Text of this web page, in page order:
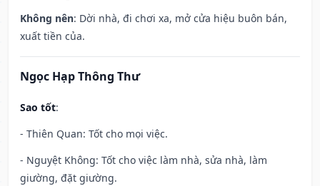
Không nên: Dời nhà, đi chơi xa, mở cửa hiệu buôn bán,
xuất tiền của.
Ngọc Hạp Thông Thư
Sao tốt:
- Thiên Quan: Tốt cho mọi việc.
- Nguyệt Không: Tốt cho việc làm nhà, sửa nhà, làm
giường, đặt giường.